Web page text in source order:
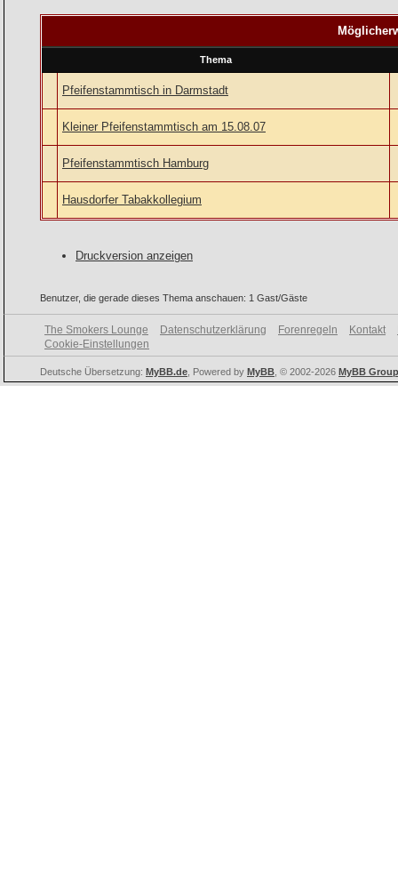
Thema
Pfeifenstammtisch in Darmstadt
Kleiner Pfeifenstammtisch am 15.08.07
Pfeifenstammtisch Hamburg
Hausdorfer Tabakkollegium
Druckversion anzeigen
Benutzer, die gerade dieses Thema anschauen: 1 Gast/Gäste
The Smokers Lounge Datenschutzerklärung Forenregeln Kontakt
Cookie-Einstellungen
Deutsche Übersetzung: MyBB.de , Powered by MyBB , © 2002-2026 MyBB Group